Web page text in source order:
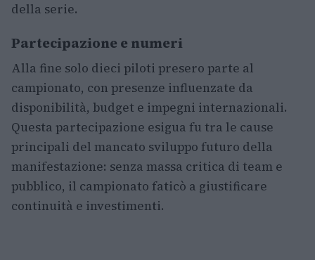
della serie.
Partecipazione e numeri
Alla fine solo dieci piloti presero parte al
campionato, con presenze influenzate da
disponibilità, budget e impegni internazionali.
Questa partecipazione esigua fu tra le cause
principali del mancato sviluppo futuro della
manifestazione: senza massa critica di team e
pubblico, il campionato faticò a giustificare
continuità e investimenti.